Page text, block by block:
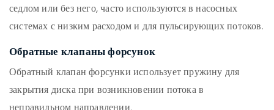
седлом или без него, часто используются в насосных
системах с низким расходом и для пульсирующих потоков.
Обратные клапаны форсунок
Обратный клапан форсунки использует пружину для
закрытия диска при возникновении потока в